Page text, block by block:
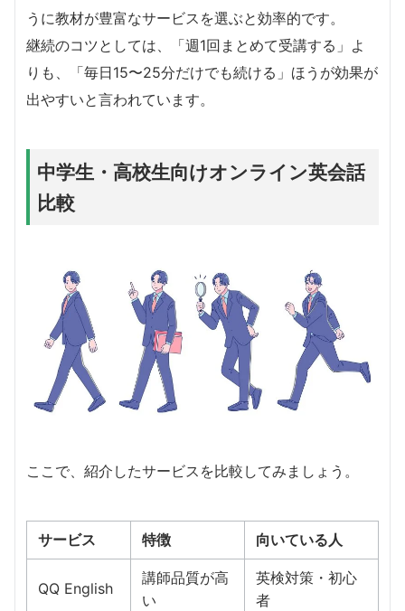
うに教材が豊富なサービスを選ぶと効率的です。
継続のコツとしては、「週1回まとめて受講する」よ
りも、「毎日15〜25分だけでも続ける」ほうが効果が
出やすいと言われています。
中学生・高校生向けオンライン英会話
比較
ここで、紹介したサービスを比較してみましょう。
サービス 特徴 向いている人
QQ English
講師品質が高
い
英検対策・初心
者